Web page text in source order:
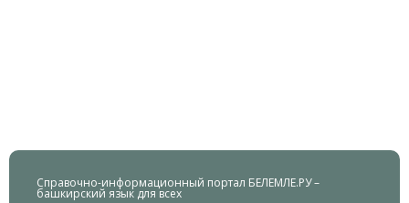
Справочно-информационный портал БЕЛЕМЛЕ.РУ –
башкирский язык для всех